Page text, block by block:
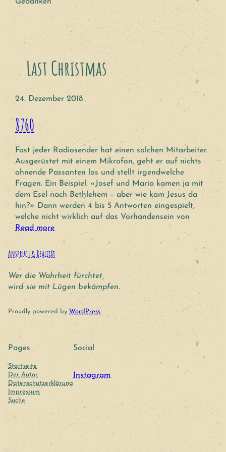
Last Christmas
24. Dezember 2018
8760
Fast jeder Radiosender hat einen solchen Mitarbeiter.
Ausgerüstet mit einem Mikrofon, geht er auf nichts
ahnende Passanten los und stellt irgendwelche
Fragen. Ein Beispiel. «Josef und Maria kamen ja mit
dem Esel nach Bethlehem – aber wie kam Jesus da
hin?» Dann werden 4 bis 5 Antworten eingespielt,
welche nicht wirklich auf das Vorhandensein von
Read more
Anspruch & Realität
Wer die Wahrheit fürchtet,
wird sie mit Lügen bekämpfen.
Proudly powered by WordPress
Pages
Startseite
Der Autor
Datenschutzerklärung
Impressum
Suche
Social
Instagram